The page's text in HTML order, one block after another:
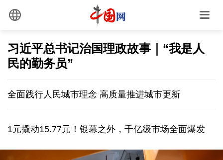
习近平总书记治国理政故事｜“我是人
民的勤务员”
全面践行人民城市理念 高质量推进城市更新
1元撬动15.77元！银幕之外，千亿级市场全面爆发